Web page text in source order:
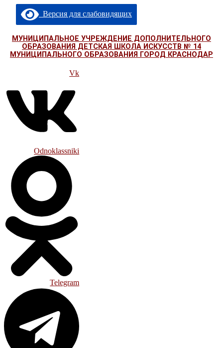
Перейти
содержимому
Версия для слабовидящих
МУНИЦИПАЛЬНОЕ УЧРЕЖДЕНИЕ ДОПОЛНИТЕЛЬНОГО
ОБРАЗОВАНИЯ ДЕТСКАЯ ШКОЛА ИСКУССТВ № 14
МУНИЦИПАЛЬНОГО ОБРАЗОВАНИЯ ГОРОД КРАСНОДАР
Vk
Odnoklassniki
Telegram